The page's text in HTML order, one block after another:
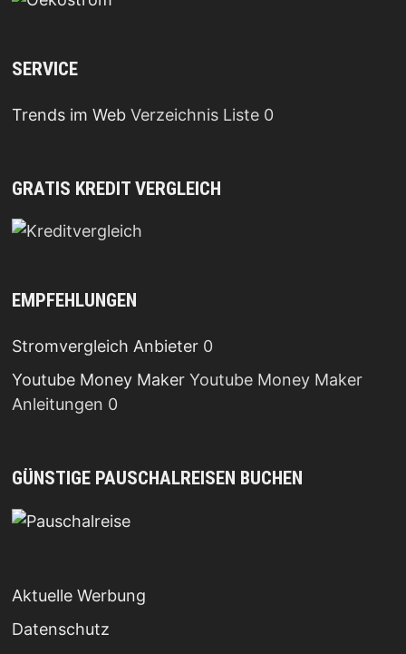
SERVICE
Trends im WebVerzeichnis Liste 0
GRATIS KREDIT VERGLEICH
EMPFEHLUNGEN
Stromvergleich Anbieter0
Youtube Money MakerYoutube Money Maker
Anleitungen 0
GÜNSTIGE PAUSCHALREISEN BUCHEN
Aktuelle Werbung
Datenschutz